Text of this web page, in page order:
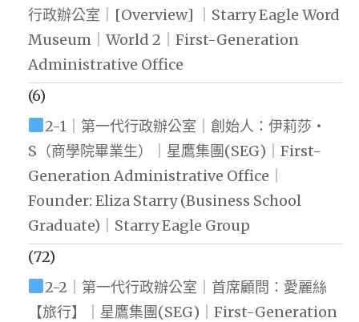
行政辦公室｜[Overview] ｜Starry Eagle Word
Museum｜World 2｜First-Generation
Administrative Office
(6)
2-1｜第一代行政辦公室｜創始人：伊莉莎・
S（商學院畢業生）｜星鷹集團(SEG)｜First-
Generation Administrative Office｜
Founder: Eliza Starry (Business School
Graduate)｜Starry Eagle Group
(72)
2-2｜第一代行政辦公室｜首席顧問：愛麗絲
【旅行】｜星鷹集團(SEG)｜First-Generation